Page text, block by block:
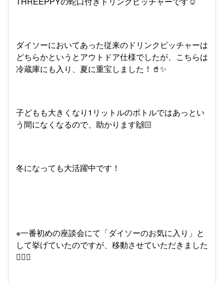
ダイソーにおいてあった従来のドリンクピッチャーは
どちらかというとアウトドア仕様でしたが、こちらは
冷蔵庫にも入り、夏に重宝しました！🥤✨
子どもも大きくなり1リットルのボトルではあっとい
う間になくなるので、助かります🙌🏻
冬になっても大活躍中です！
※一番初めの座談会にて「ダイソーのお気に入り」と
して挙げていたのですが、移動させていただきました
🙇🏻‍♀️